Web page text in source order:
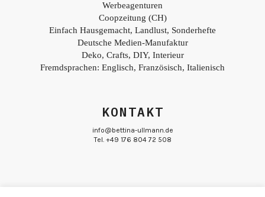
Werbeagenturen
Coopzeitung (CH)
Einfach Hausgemacht, Landlust, Sonderhefte
Deutsche Medien-Manufaktur
Deko, Crafts, DIY, Interieur
Fremdsprachen: Englisch, Französisch, Italienisch
KONTAKT
info@bettina-ullmann.de
Tel. +49 176 804 72 508